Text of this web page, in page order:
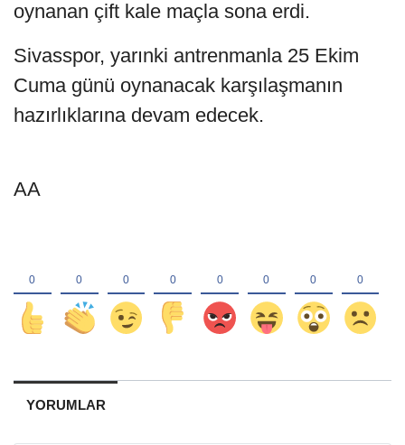
oynanan çift kale maçla sona erdi.
Sivasspor, yarınki antrenmanla 25 Ekim
Cuma günü oynanacak karşılaşmanın
hazırlıklarına devam edecek.
AA
YORUMLAR